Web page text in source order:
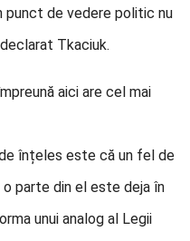
punct de vedere politic nu
Tkaciuk.
aici are cel mai
înțeles este că un fel de
parte din el este deja în
unui analog al Legii